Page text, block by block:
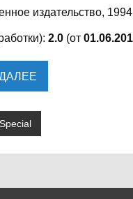
издательство,
2.0 (от
Special